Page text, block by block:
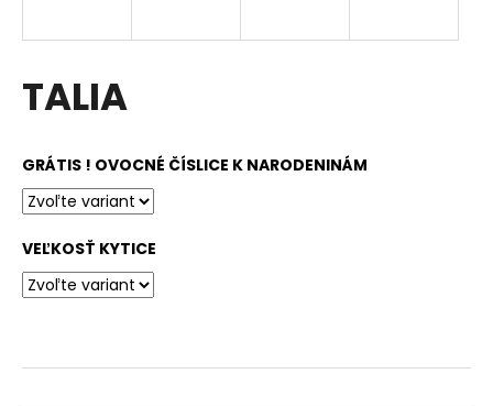
TALIA
GRÁTIS ! OVOCNÉ ČÍSLICE K NARODENINÁM
VEĽKOSŤ KYTICE
s
ť
d